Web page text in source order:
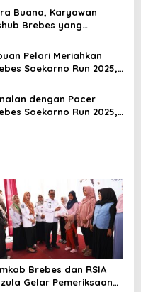
Buana, Karyawan
Brebes yang
LariPelari Meriahkan
Soekarno Run 2025,
Warga
dengan Pacer
Soekarno Run 2025,
Brebes dan RSIA
Gelar Pemeriksaan